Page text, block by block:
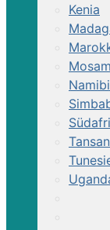
Kenia